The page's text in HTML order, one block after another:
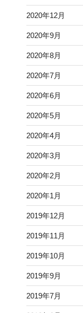
2020年12月
2020年9月
2020年8月
2020年7月
2020年6月
2020年5月
2020年4月
2020年3月
2020年2月
2020年1月
2019年12月
2019年11月
2019年10月
2019年9月
2019年7月